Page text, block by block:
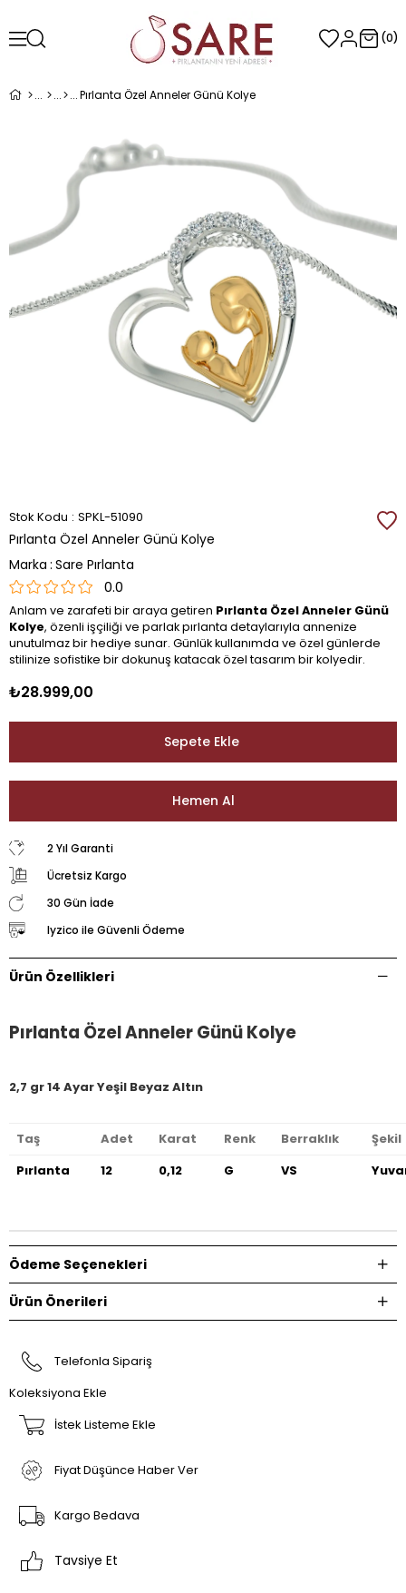
0
Pırlanta Özel Anneler Günü Kolye
Stok Kodu SPKL-51090
Pırlanta Özel Anneler Günü Kolye
Marka : Sare Pırlanta
0.0
Anlam ve zarafeti bir araya getiren Pırlanta Özel Anneler Günü
Kolye, özenli işçiliği ve parlak pırlanta detaylarıyla annenize
unutulmaz bir hediye sunar. Günlük kullanımda ve özel günlerde
stilinize sofistike bir dokunuş katacak özel tasarım bir kolyedir.
₺28.999,00
2 Yıl Garanti
Ücretsiz Kargo
30 Gün İade
Iyzico ile Güvenli Ödeme
Ürün Özellikleri
Pırlanta Özel Anneler Günü Kolye
2,7 gr 14 Ayar Yeşil Beyaz Altın
Taş Adet Karat Renk Berraklık
Şekil
Pırlanta
12 0,12 G VS
Ödeme Seçenekleri
Ürün Önerileri
Telefonla Sipariş
Koleksiyona Ekle
İstek Listeme Ekle
Fiyat Düşünce Haber Ver
Kargo Bedava
Tavsiye Et